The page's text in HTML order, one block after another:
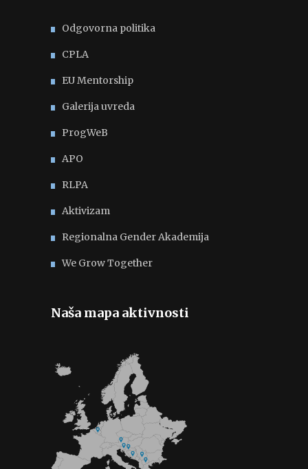
Odgovorna politika
CPLA
EU Mentorship
Galerija uvreda
ProgWeB
APO
RLPA
Aktivizam
Regionalna Gender Akademija
We Grow Together
Naša mapa aktivnosti